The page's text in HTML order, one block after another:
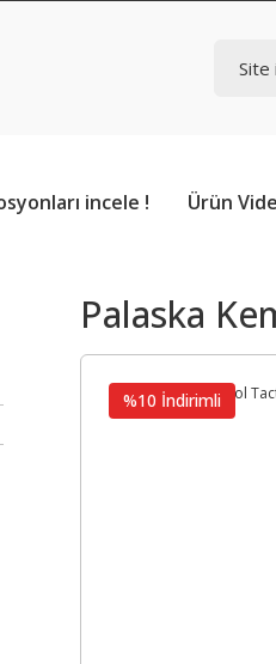
incele ! Ürün
Palaska
%10 İndirimli